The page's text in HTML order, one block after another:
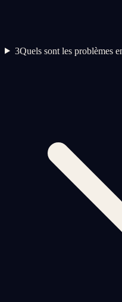
3Quels sont les problèmes